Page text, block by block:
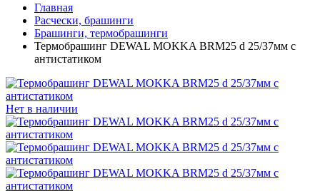
Главная
Расчески, брашинги
Брашинги, термобрашинги
Термобрашинг DEWAL MOKKA BRM25 d 25/37мм c
антистатиком
Нет в наличии